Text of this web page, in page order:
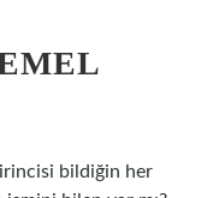
bildiğin her